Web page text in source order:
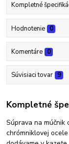
Kompletné
Hodnotenie 0
Komentáre 0
Súvisiaci tovar 9
Kompletné
Súprava na múčnik
chrómniklovej